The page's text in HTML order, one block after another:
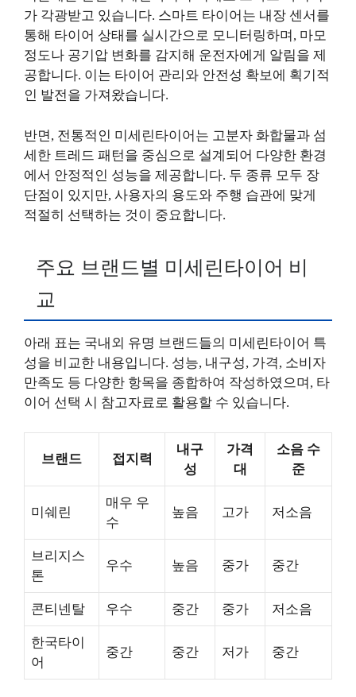
가 각광받고 있습니다. 스마트 타이어는 내장 센서를
통해 타이어 상태를 실시간으로 모니터링하며, 마모
정도나 공기압 변화를 감지해 운전자에게 알림을 제
공합니다. 이는 타이어 관리와 안전성 확보에 획기적
인 발전을 가져왔습니다.
반면, 전통적인 미세린타이어는 고분자 화합물과 섬
세한 트레드 패턴을 중심으로 설계되어 다양한 환경
에서 안정적인 성능을 제공합니다. 두 종류 모두 장
단점이 있지만, 사용자의 용도와 주행 습관에 맞게
적절히 선택하는 것이 중요합니다.
주요 브랜드별 미세린타이어 비
교
아래 표는 국내외 유명 브랜드들의 미세린타이어 특
성을 비교한 내용입니다. 성능, 내구성, 가격, 소비자
만족도 등 다양한 항목을 종합하여 작성하였으며, 타
이어 선택 시 참고자료로 활용할 수 있습니다.
브랜드 접지력
내구
성
가격
대
소음 수
준
미쉐린
매우 우
수
높음 고가 저소음
브리지스
톤
우수 높음 중가 중간
콘티넨탈 우수 중간 중가 저소음
한국타이
어
중간 중간 저가 중간